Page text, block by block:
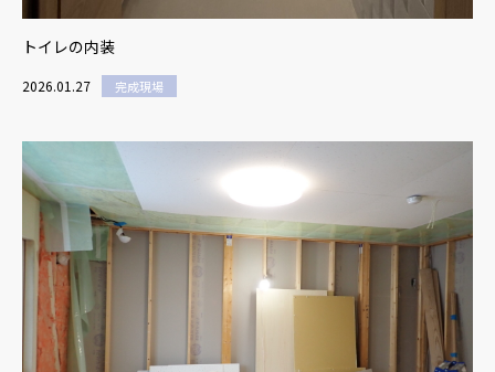
トイレの内装
2026.01.27 完成現場